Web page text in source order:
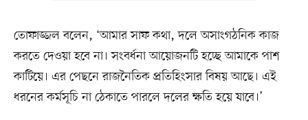
তোফাজ্জল বলেন, ‘আমার সাফ কথা, দলে অসাংগঠনিক কাজ
করতে দেওয়া হবে না। সংবর্ধনা আয়োজনটি হচ্ছে আমাকে পাশ
কাটিয়ে। এর পেছনে রাজনৈতিক প্রতিহিংসার বিষয় আছে। এই
ধরনের কর্মসূচি না ঠেকাতে পারলে দলের ক্ষতি হয়ে যাবে।’